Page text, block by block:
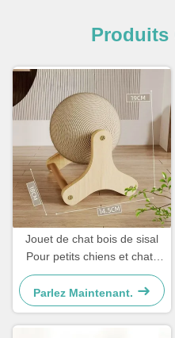
Produits
Jouet de chat bois de sisal
Pour petits chiens et chats
Simple et pratique
Parlez Maintenant.